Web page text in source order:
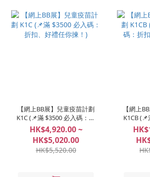
【網上BB展】兒童疫苗計劃
K1C (📌滿 $3500 必入碼：折
扣、好禮任你揀！)
HK$4,920.00 ~
HK$5,020.00
HK$5,520.00
【網上
K1CB
折扣